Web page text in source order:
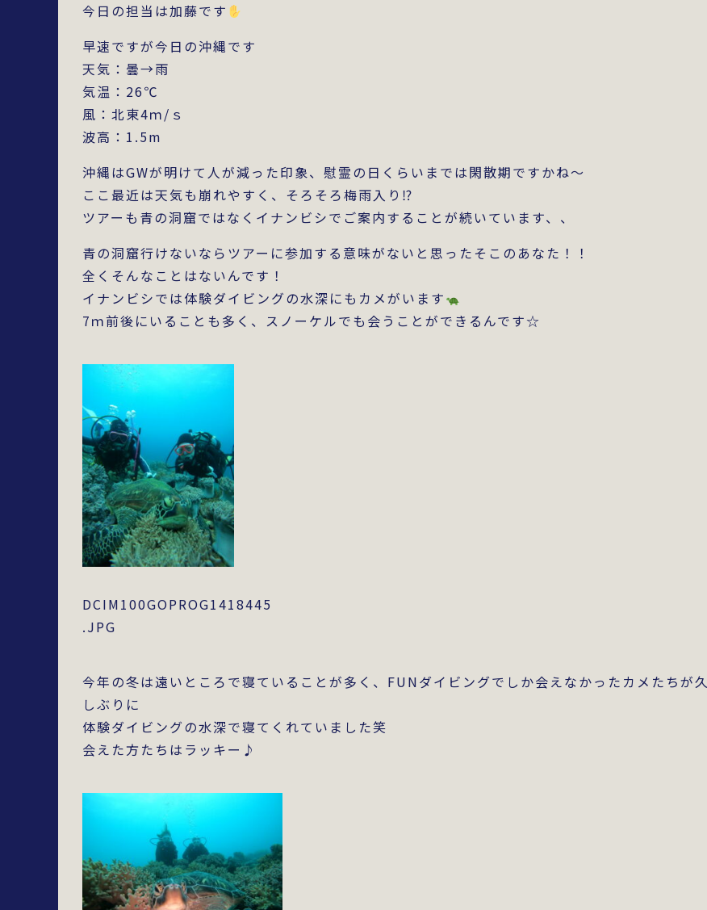
今日の担当は加藤です
早速ですが今日の沖縄です
天気：曇→雨
気温：26℃
風：北東4ｍ/ｓ
波高：1.5m
沖縄はGWが明けて人が減った印象、慰霊の日くらいまでは閑散期ですかね～
ここ最近は天気も崩れやすく、そろそろ梅雨入り⁉
ツアーも青の洞窟ではなくイナンビシでご案内することが続いています、、
青の洞窟行けないならツアーに参加する意味がないと思ったそこのあなた！！
全くそんなことはないんです！
イナンビシでは体験ダイビングの水深にもカメがいます
7ｍ前後にいることも多く、スノーケルでも会うことができるんです☆
DCIM100GOPROG1418445
.JPG
今年の冬は遠いところで寝ていることが多く、FUNダイビングでしか会えなかったカメたちが久
しぶりに
体験ダイビングの水深で寝てくれていました笑
会えた方たちはラッキー♪